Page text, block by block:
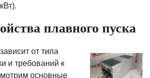
плавного пуска
от типа
и требований к
основные